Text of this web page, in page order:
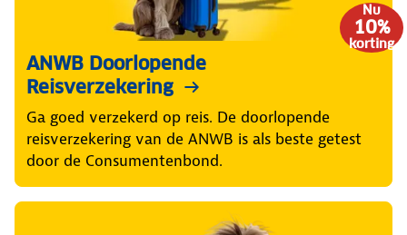
Nu
10%
korting
ANWB Doorlopende
Reisverzekering
Ga goed verzekerd op reis. De doorlopende
reisverzekering van de ANWB is als beste getest
door de Consumentenbond.